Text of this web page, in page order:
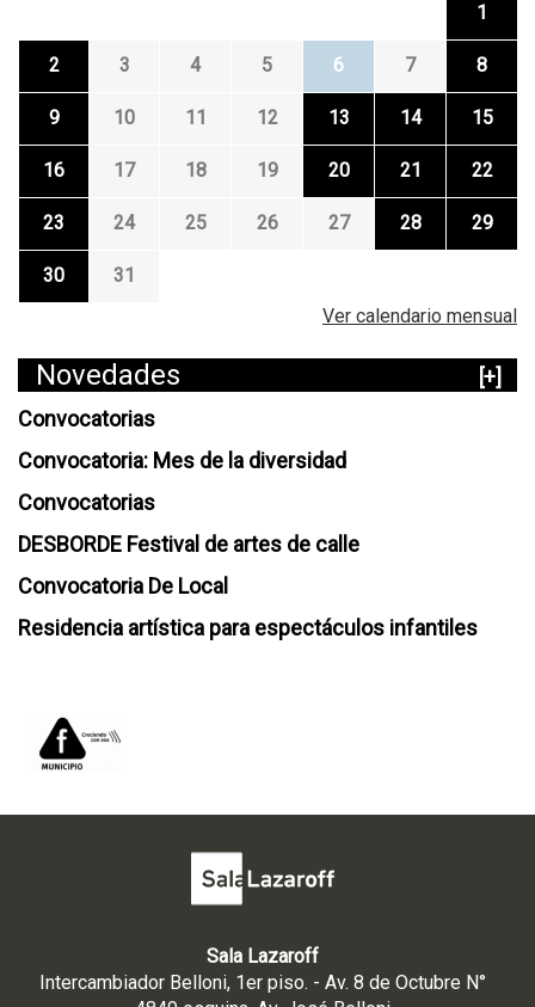
1
2 3 4 5 6 7 8
9 10 11 12 13 14 15
16 17 18 19 20 21 22
23 24 25 26 27 28 29
30
31
Ver calendario mensual
Novedades
[+]
Convocatorias
Convocatoria: Mes de la diversidad
Convocatorias
DESBORDE Festival de artes de calle
Convocatoria De Local
Residencia artística para espectáculos infantiles
Sala Lazaroff
Intercambiador Belloni, 1er piso. - Av. 8 de Octubre N°